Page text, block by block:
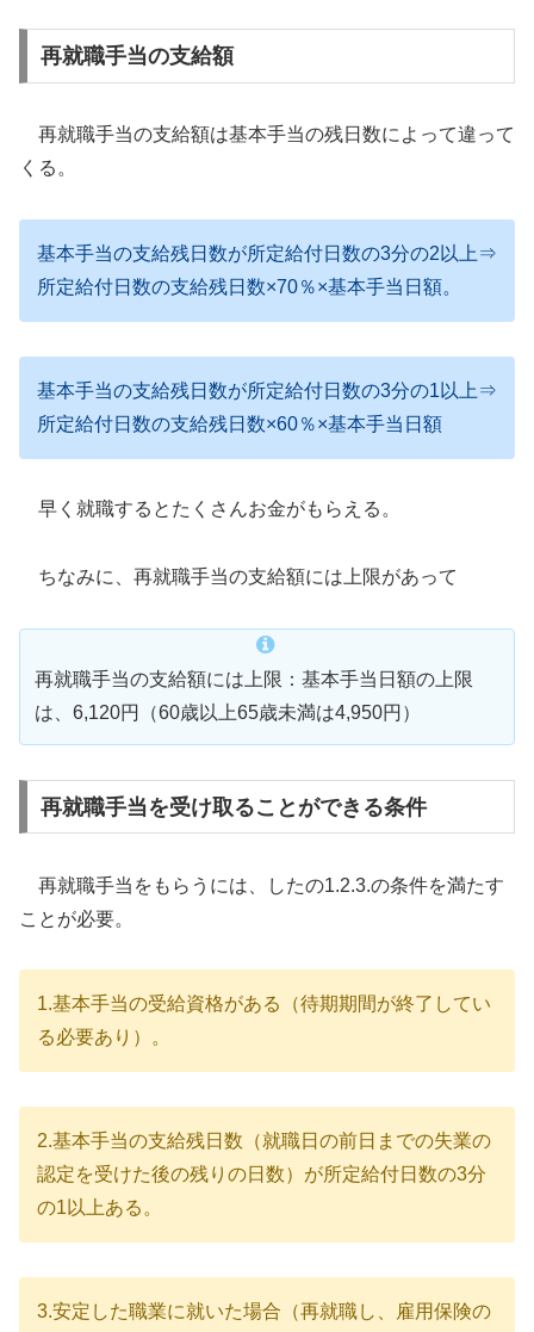
再就職手当の支給額
再就職手当の支給額は基本手当の残日数によって違って
くる。
基本手当の支給残日数が所定給付日数の3分の2以上⇒
所定給付日数の支給残日数×70％×基本手当日額。
基本手当の支給残日数が所定給付日数の3分の1以上⇒
所定給付日数の支給残日数×60％×基本手当日額
早く就職するとたくさんお金がもらえる。
ちなみに、再就職手当の支給額には上限があって
再就職手当の支給額には上限：基本手当日額の上限
は、6,120円（60歳以上65歳未満は4,950円）
再就職手当を受け取ることができる条件
再就職手当をもらうには、したの1.2.3.の条件を満たす
ことが必要。
1.基本手当の受給資格がある（待期期間が終了してい
る必要あり）。
2.基本手当の支給残日数（就職日の前日までの失業の
認定を受けた後の残りの日数）が所定給付日数の3分
の1以上ある。
3.安定した職業に就いた場合（再就職し、雇用保険の